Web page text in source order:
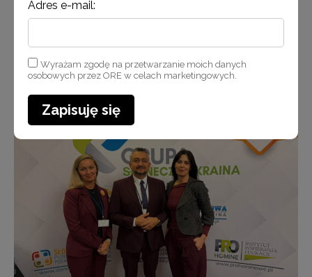
Ekspertka Ewa Szczerba podczas prelekcji na konferencji Specjalistycznego
Centrum Wspierającego Edukację Włączającą w Białej Podlaskiej
Adres e-mail:
Wyrażam zgodę na przetwarzanie moich danych
osobowych przez ORE w celach marketingowych.
Zapisuję się